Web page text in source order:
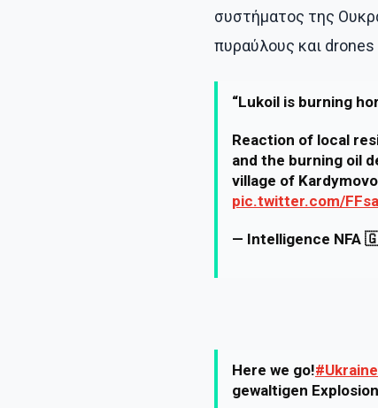
συστήματος της
πυραύλους και
“Lukoil is burning
Reaction of local
and the burning oil
village of
pic.twitter.com/
— Intelligence NFA
Here we go!#Ukraine
gewaltigen